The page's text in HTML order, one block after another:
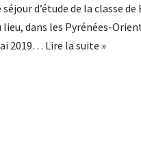
séjour d’étude de la classe de
lieu, dans les Pyrénées-
2019… Lire la suite »